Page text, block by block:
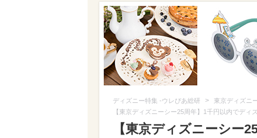
ディズニー特集 -ウレぴあ総研 > 東京ディズニ
【東京ディズニーシー25周年】1千円以内でデ
【東京ディズニーシー